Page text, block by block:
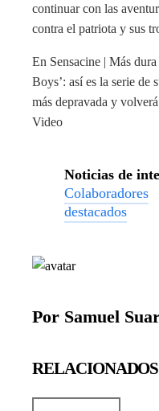
continuar con las
contra el patriota y sus
En Sensacine | Más dura
Boys’: así es la serie de
más depravada y
Video
Noticias de
Colaboradores
destacados
Por Samuel
RELACIONADOS